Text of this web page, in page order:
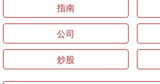
指南
公司
炒股